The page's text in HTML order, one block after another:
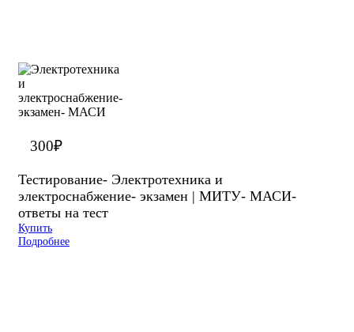
300₽
Тестирование- Электротехника и
электроснабжение- экзамен | МИТУ- МАСИ-
ответы на тест
Купить
Подробнее